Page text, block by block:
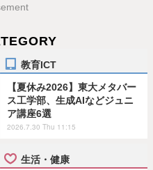
教育ICT
【夏休み2026】東大メタバー
ス工学部、生成AIなどジュニ
ア講座6選
2026.7.30 Thu 11:15
生活・健康